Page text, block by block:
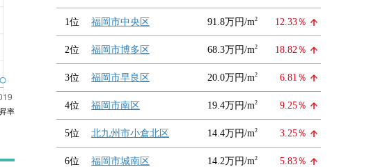
率
1位 福岡市中央区 91.8万円/m2 12.33％
2位 福岡市博多区 68.3万円/m2 18.82％
3位 福岡市早良区 20.0万円/m2 6.81％
4位 福岡市南区 19.4万円/m2 9.25％
5位 北九州市小倉北区 14.4万円/m2 3.25％
6位 福岡市城南区 14.2万円/m2 5.83％